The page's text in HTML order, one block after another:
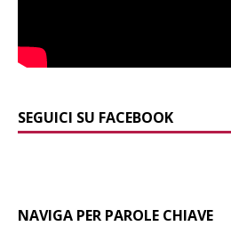
SEGUICI SU FACEBOOK
NAVIGA PER PAROLE CHIAVE